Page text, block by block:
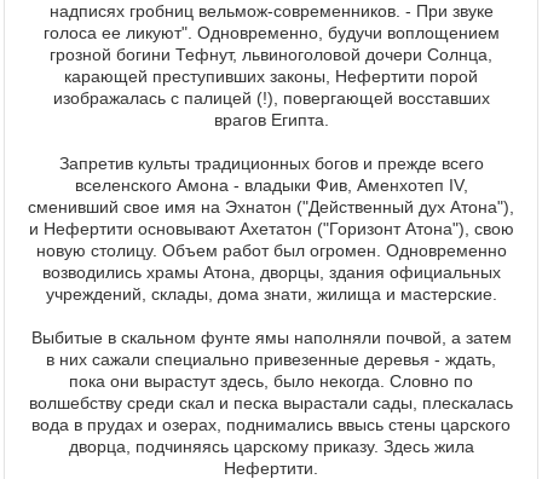
надписях гробниц вельмож-современников. - При звуке
голоса ее ликуют". Одновременно, будучи воплощением
грозной богини Тефнут, львиноголовой дочери Солнца,
карающей преступивших законы, Нефертити порой
изображалась с палицей (!), повергающей восставших
врагов Египта.
Запретив культы традиционных богов и прежде всего
вселенского Амона - владыки Фив, Аменхотеп IV,
сменивший свое имя на Эхнатон ("Действенный дух Атона"),
и Нефертити основывают Ахетатон ("Горизонт Атона"), свою
новую столицу. Объем работ был огромен. Одновременно
возводились храмы Атона, дворцы, здания официальных
учреждений, склады, дома знати, жилища и мастерские.
Выбитые в скальном фунте ямы наполняли почвой, а затем
в них сажали специально привезенные деревья - ждать,
пока они вырастут здесь, было некогда. Словно по
волшебству среди скал и песка вырастали сады, плескалась
вода в прудах и озерах, поднимались ввысь стены царского
дворца, подчиняясь царскому приказу. Здесь жила
Нефертити.